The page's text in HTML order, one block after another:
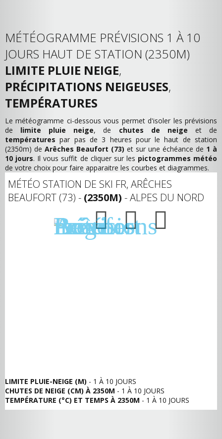
MÉTÉOGRAMME PRÉVISIONS 1 À 10
JOURS HAUT DE STATION (2350M)
LIMITE PLUIE NEIGE,
PRÉCIPITATIONS NEIGEUSES,
TEMPÉRATURES
Le météogramme ci-dessous vous permet d'isoler les prévisions
de limite pluie neige, de chutes de neige et de
températures par pas de 3 heures pour le haut de station
(2350m) de Arêches Beaufort (73) et sur une échéance de 1 à
10 jours. Il vous suffit de cliquer sur les pictogrammes météo
de votre choix pour faire apparaitre les courbes et diagrammes.
MÉTÉO STATION DE SKI FR, ARÊCHES
BEAUFORT (73) - (2350M) - ALPES DU NORD
LIMITE PLUIE-NEIGE (M) - 1 À 10 JOURS
CHUTES DE NEIGE (CM) À 2350M - 1 À 10 JOURS
TEMPÉRATURE (°C) ET TEMPS À 2350M - 1 À 10 JOURS